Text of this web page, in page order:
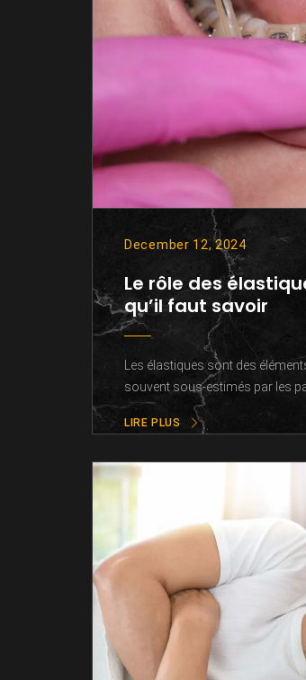
December 12, 2024
Le rôle des
qu’il faut savoir
Les élastiques sont des
souvent sous-estimés par les
LIRE PLUS